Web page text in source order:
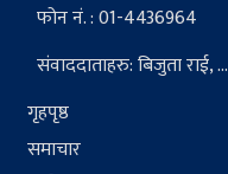
फोन नं. : 01-4436964
संवाददाताहरु: बिजुता राई, ...
गृहपृष्ठ
समाचार